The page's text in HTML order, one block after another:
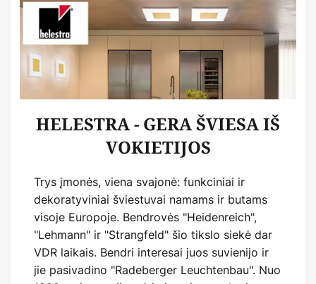
HELESTRA - GERA ŠVIESA IŠ
VOKIETIJOS
Trys įmonės, viena svajonė: funkciniai ir
dekoratyviniai šviestuvai namams ir butams
visoje Europoje. Bendrovės "Heidenreich",
"Lehmann" ir "Strangfeld" šio tikslo siekė dar
VDR laikais. Bendri interesai juos suvienijo ir
jie pasivadino "Radeberger Leuchtenbau". Nuo